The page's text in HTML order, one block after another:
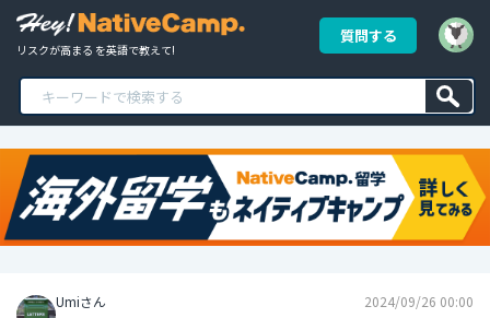
リスクが高まる を英語で教えて!
質問する
Umiさん 2024/09/26 00:00